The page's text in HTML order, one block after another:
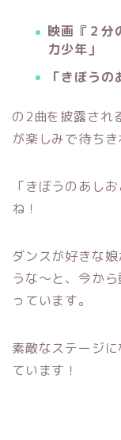
映画『２分
力少年」
「きぼうの
の2曲を披露され
が楽しみで待ち
「きぼうのあし
ね！
ダンスが好きな
うな～と、今か
っています。
素敵なステージ
ています！